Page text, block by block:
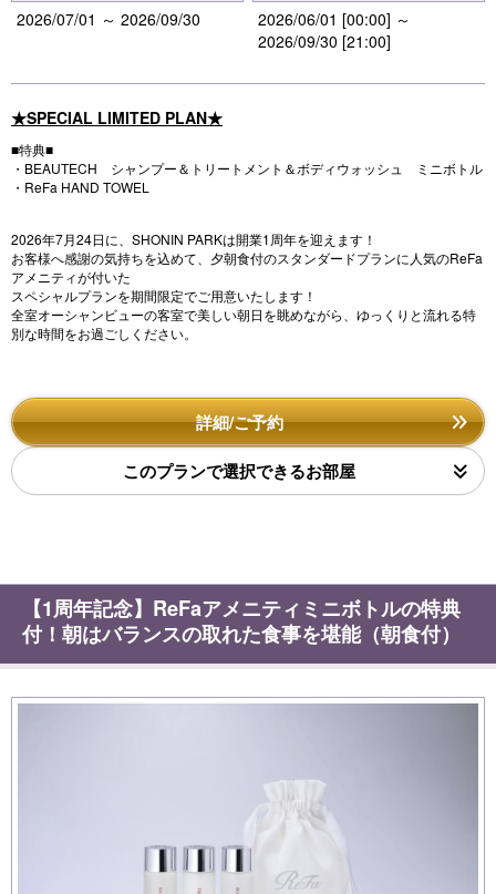
2026/07/01 ～ 2026/09/30
2026/06/01 [00:00] ～
2026/09/30 [21:00]
★SPECIAL LIMITED PLAN★
■特典■
・BEAUTECH シャンプー＆トリートメント＆ボディウォッシュ ミニボトル
・ReFa HAND TOWEL
2026年7月24日に、SHONIN PARKは開業1周年を迎えます！
お客様へ感謝の気持ちを込めて、夕朝食付のスタンダードプランに人気のReFa
アメニティが付いた
スペシャルプランを期間限定でご用意いたします！
全室オーシャンビューの客室で美しい朝日を眺めながら、ゆっくりと流れる特
別な時間をお過ごしください。
詳細/ご予約
このプランで選択できるお部屋
【1周年記念】ReFaアメニティミニボトルの特典
付！朝はバランスの取れた食事を堪能（朝食付）